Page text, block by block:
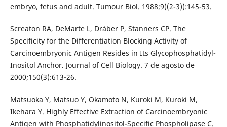
embryo, fetus and adult. Tumour Biol. 1988;9((2-3)):145-53.
Screaton RA, DeMarte L, Dráber P, Stanners CP. The
Specificity for the Differentiation Blocking Activity of
Carcinoembryonic Antigen Resides in Its Glycophosphatidyl-
Inositol Anchor. Journal of Cell Biology. 7 de agosto de
2000;150(3):613-26.
Matsuoka Y, Matsuo Y, Okamoto N, Kuroki M, Kuroki M,
Ikehara Y. Highly Effective Extraction of Carcinoembryonic
Antigen with Phosphatidylinositol-Specific Phospholipase C.